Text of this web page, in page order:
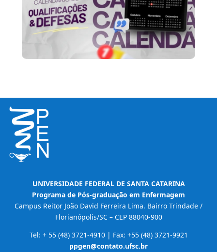
UNIVERSIDADE FEDERAL DE SANTA CATARINA
Programa de Pós-graduação em Enfermagem
Campus Reitor João David Ferreira Lima. Bairro Trindade /
Florianópolis/SC – CEP 88040-900
Tel: + 55 (48) 3721-4910 | Fax: +55 (48) 3721-9921
ppgen@contato.ufsc.br